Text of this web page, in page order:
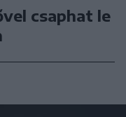
csaphat le